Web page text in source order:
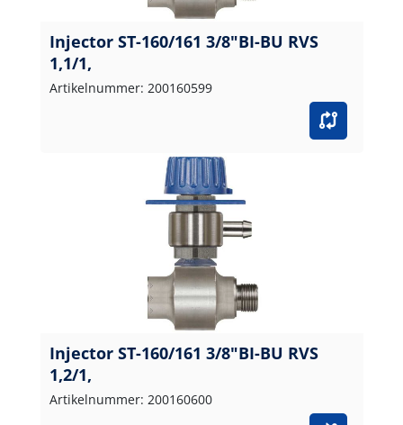
Injector ST-160/161 3/8"BI-BU RVS
1,1/1,
Artikelnummer: 200160599
Injector ST-160/161 3/8"BI-BU RVS
1,2/1,
Artikelnummer: 200160600